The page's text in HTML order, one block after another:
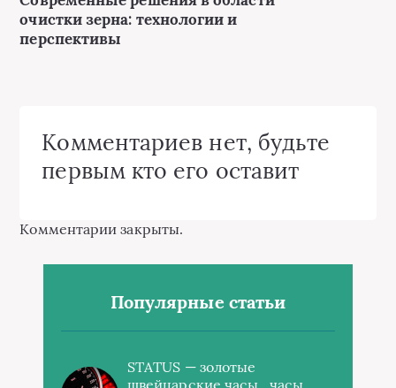
очистки зерна: технологии и
перспективы
Комментариев нет, будьте
первым кто его оставит
Комментарии закрыты.
Популярные статьи
STATUS — золотые